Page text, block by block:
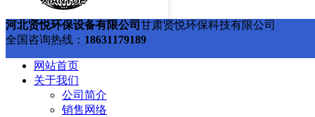
河北贤悦环保设备有限公司 甘肃贤悦环保科技有限公司
全国咨询热线： 18631179189
网站首页
关于我们
公司简介
销售网络